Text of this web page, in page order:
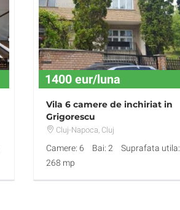
1400 eur/luna
Vila 6 camere de inchiriat in
Grigorescu
Cluj-Napoca, Cluj
Camere: 6 Bai: 2
Suprafata utila:
268 mp